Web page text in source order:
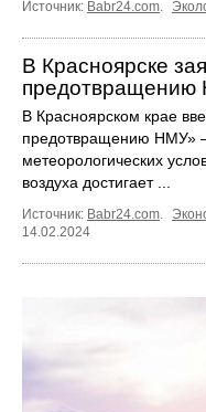
Источник: Babr24.com.
В Красноярске
предотвращению
В Красноярском крае
предотвращению НМУ»
метеорологических
воздуха достигает ...
Источник: Babr24.com.
14.02.2024